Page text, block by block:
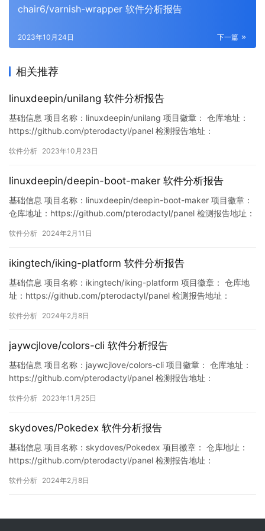
chair6/varnish-wrapper 软件分析报告
下一篇
2023年10月24日
相关推荐
linuxdeepin/unilang 软件分析报告
基础信息 项目名称：linuxdeepin/unilang 项目徽章： 仓库地址：
https://github.com/pterodactyl/panel 检测报告地址：
77024/1715385633761525760 此报告由Murphysec提…
软件分析 2023年10月23日
linuxdeepin/deepin-boot-maker 软件分析报告
基础信息 项目名称：linuxdeepin/deepin-boot-maker 项目徽章：
仓库地址：https://github.com/pterodactyl/panel 检测报告地址：
61632/1756683706190721024 此报告由…
软件分析 2024年2月11日
ikingtech/iking-platform 软件分析报告
基础信息 项目名称：ikingtech/iking-platform 项目徽章： 仓库地
址：https://github.com/pterodactyl/panel 检测报告地址：
33568/1755444080523636736 此报告由Murph…
软件分析 2024年2月8日
jaywcjlove/colors-cli 软件分析报告
基础信息 项目名称：jaywcjlove/colors-cli 项目徽章： 仓库地址：
https://github.com/pterodactyl/panel 检测报告地址：
6656/1728416065996152832 此报告由Murphyse…
软件分析 2023年11月25日
skydoves/Pokedex 软件分析报告
基础信息 项目名称：skydoves/Pokedex 项目徽章： 仓库地址：
https://github.com/pterodactyl/panel 检测报告地址：
64256/1755446734557573120 此报告由Murphysec提供 漏…
软件分析 2024年2月8日